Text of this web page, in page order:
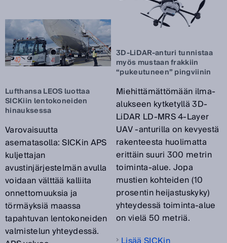
Lufthansa LEOS luottaa
SICKiin lentokoneiden
hinauksessa
Varovaisuutta
asematasolla: SICKin APS
kuljettajan
avustinjärjestelmän avulla
voidaan välttää kalliita
onnettomuuksia ja
törmäyksiä maassa
tapahtuvan lentokoneiden
valmistelun yhteydessä.
3D-LiDAR-anturi tunnistaa
myös mustaan frakkiin
“pukeutuneen” pingviinin
Miehittämättömään ilma-
alukseen kytketyllä 3D-
LiDAR LD-MRS 4-Layer
UAV -anturilla on kevyestä
rakenteesta huolimatta
erittäin suuri 300 metrin
toiminta-alue. Jopa
mustien kohteiden (10
prosentin heijastuskyky)
yhteydessä toiminta-alue
on vielä 50 metriä.